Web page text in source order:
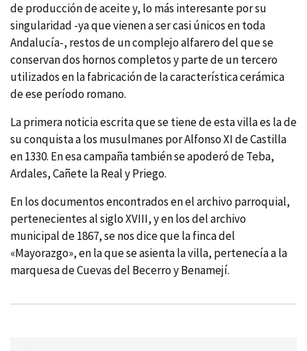
de producción de aceite y, lo más interesante por su
singularidad -ya que vienen a ser casi únicos en toda
Andalucí­a-, restos de un complejo alfarero del que se
conservan dos hornos completos y parte de un tercero
utilizados en la fabricación de la caracterí­stica cerámica
de ese perí­odo romano.
La primera noticia escrita que se tiene de esta villa es la de
su conquista a los musulmanes por Alfonso XI de Castilla
en 1330. En esa campaña también se apoderó de Teba,
Ardales, Cañete la Real y Priego.
En los documentos encontrados en el archivo parroquial,
pertenecientes al siglo XVIII, y en los del archivo
municipal de 1867, se nos dice que la finca del
«Mayorazgo», en la que se asienta la villa, pertenecí­a a la
marquesa de Cuevas del Becerro y Benamejí­.